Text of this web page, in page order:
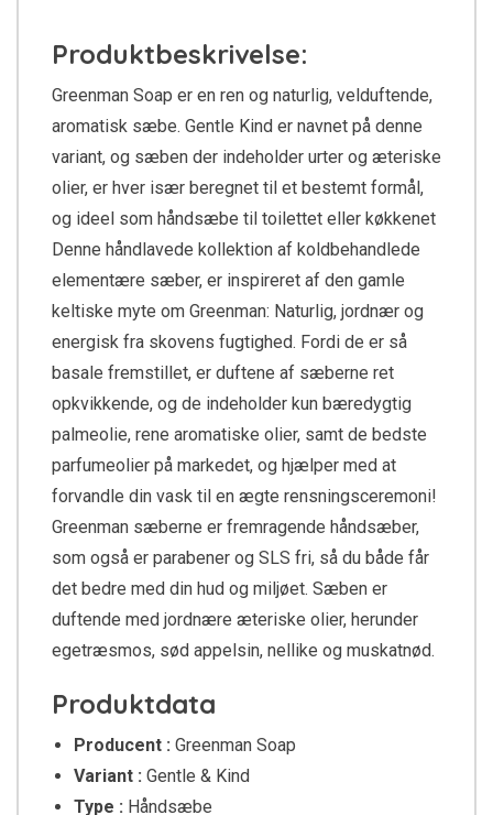
Produktbeskrivelse:
Greenman Soap er en ren og naturlig, velduftende,
aromatisk sæbe. Gentle Kind er navnet på denne
variant, og sæben der indeholder urter og æteriske
olier, er hver især beregnet til et bestemt formål,
og ideel som håndsæbe til toilettet eller køkkenet
Denne håndlavede kollektion af koldbehandlede
elementære sæber, er inspireret af den gamle
keltiske myte om Greenman: Naturlig, jordnær og
energisk fra skovens fugtighed. Fordi de er så
basale fremstillet, er duftene af sæberne ret
opkvikkende, og de indeholder kun bæredygtig
palmeolie, rene aromatiske olier, samt de bedste
parfumeolier på markedet, og hjælper med at
forvandle din vask til en ægte rensningsceremoni!
Greenman sæberne er fremragende håndsæber,
som også er parabener og SLS fri, så du både får
det bedre med din hud og miljøet. Sæben er
duftende med jordnære æteriske olier, herunder
egetræsmos, sød appelsin, nellike og muskatnød.
Produktdata
Producent : Greenman Soap
Variant : Gentle & Kind
Type : Håndsæbe